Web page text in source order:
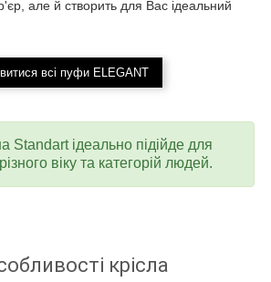
але й створить для Вас ідеальний
всі пуфи ELEGANT
Standart ідеально підійде для
віку та категорій людей.
крісла